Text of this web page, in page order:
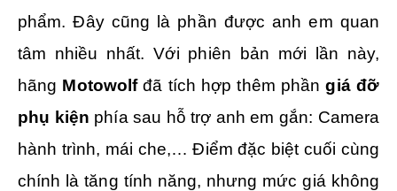
phẩm. Đây cũng là phần được anh em quan
tâm nhiều nhất. Với phiên bản mới lần này,
hãng Motowolfđã tích hợp thêm phầngiá đỡ
phụ kiện phía sau hỗ trợ anh em gắn: Camera
hành trình, mái che,… Điểm đặc biệt cuối cùng
chính là tăng tính năng, nhưng mức giá không